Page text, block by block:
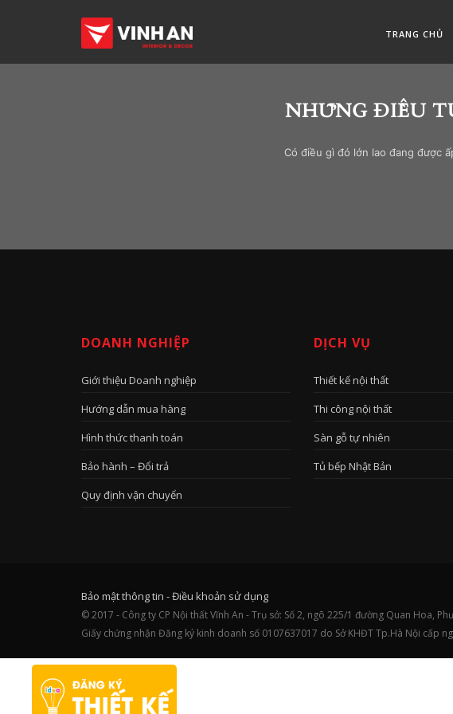
TRANG CHỦ
NHỮNG ĐIỀU
Có điều gì đó lớn lao đang được
DOANH NGHIỆP
Giới thiệu Doanh nghiệp
Hướng dẫn mua hàng
Hình thức thanh toán
Bảo hành – Đổi trả
Quy định vận chuyển
DỊCH VỤ
Thiết kế nội thất
Thi công nội thất
Sàn gỗ tự nhiên
Tủ bếp Nhật Bản
Bảo mật thông tin -Điều khoản sử dụng
© 2017 - Công ty CP Nội thất Vĩnh An - Trụ sở: Số 2, ngõ 225/1 đường Quan Hoa,
Giấy chứng nhận Đăng ký kinh doanh số 0107637017 do Sở KHĐT Tp.Hà Nội cấp